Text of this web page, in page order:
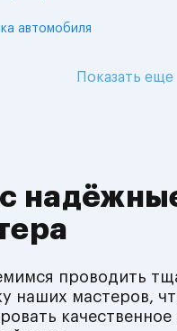
автомобиля
Показать еще
проводить
наших мастеров,